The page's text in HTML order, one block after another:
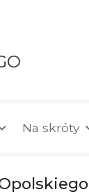
Na skróty